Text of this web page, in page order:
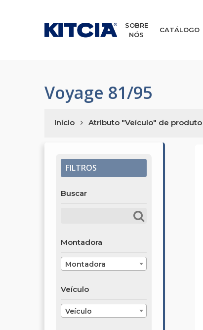
SOBRE
NÓS
CATÁLOGO
Voyage 81/95
Início Atributo "Veículo" de produto
FILTROS
Buscar
Montadora
Montadora
Veículo
Veículo